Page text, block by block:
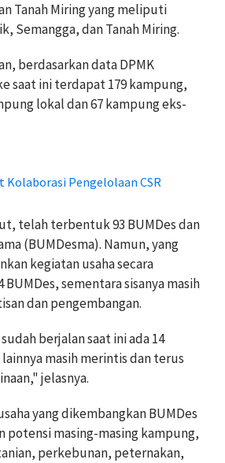
Tanah Miring yang meliputi
Semangga, dan Tanah Miring.
berdasarkan data DPMK
saat ini terdapat 179 kampung,
lokal dan 67 kampung eks-
Kolaborasi Pengelolaan CSR
telah terbentuk 93 BUMDes dan
(BUMDesma). Namun, yang
kegiatan usaha secara
sementara sisanya masih
dan pengembangan.
berjalan saat ini ada 14
lainnya masih merintis dan terus
jelasnya.
yang dikembangkan BUMDes
potensi masing-masing kampung,
perkebunan, peternakan,